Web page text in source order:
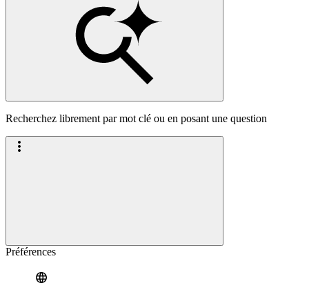
Recherchez librement par mot clé ou en posant une question
Préférences